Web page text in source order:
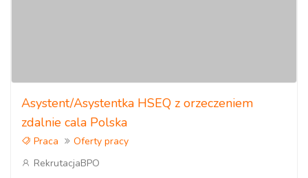
Asystent/Asystentka HSEQ z orzeczeniem
zdalnie cala Polska
Praca
Oferty pracy
RekrutacjaBPO